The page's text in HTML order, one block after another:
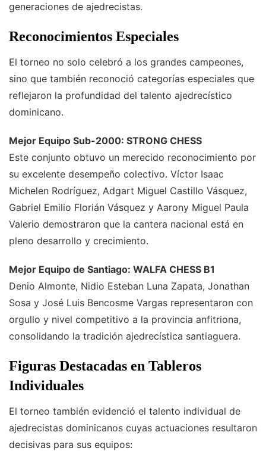
generaciones de ajedrecistas.
Reconocimientos Especiales
El torneo no solo celebró a los grandes campeones,
sino que también reconoció categorías especiales que
reflejaron la profundidad del talento ajedrecístico
dominicano.
Mejor Equipo Sub-2000: STRONG CHESS
Este conjunto obtuvo un merecido reconocimiento por
su excelente desempeño colectivo. Víctor Isaac
Michelen Rodríguez, Adgart Miguel Castillo Vásquez,
Gabriel Emilio Florián Vásquez y Aarony Miguel Paula
Valerio demostraron que la cantera nacional está en
pleno desarrollo y crecimiento.
Mejor Equipo de Santiago: WALFA CHESS B1
Denio Almonte, Nidio Esteban Luna Zapata, Jonathan
Sosa y José Luis Bencosme Vargas representaron con
orgullo y nivel competitivo a la provincia anfitriona,
consolidando la tradición ajedrecística santiaguera.
Figuras Destacadas en Tableros
Individuales
El torneo también evidenció el talento individual de
ajedrecistas dominicanos cuyas actuaciones resultaron
decisivas para sus equipos: